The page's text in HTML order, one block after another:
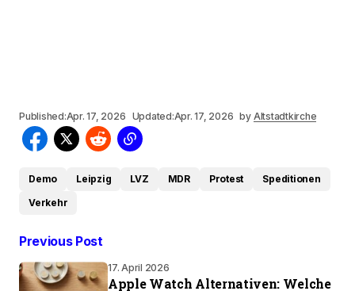
Published:Apr. 17, 2026 Updated:Apr. 17, 2026 by Altstadtkirche
Demo Leipzig LVZ MDR Protest
Speditionen
Verkehr
Previous Post
17. April 2026
Apple Watch Alternativen: Welche